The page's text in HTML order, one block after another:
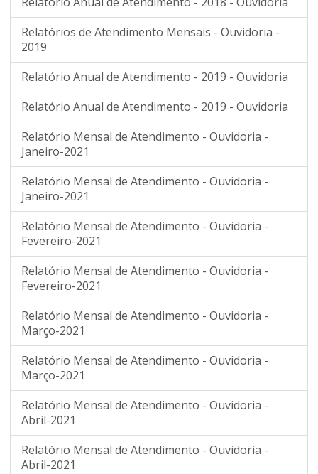
Relatórios de Atendimento Mensais - Ouvidoria -
2019
Relatório Anual de Atendimento - 2019 - Ouvidoria
Relatório Anual de Atendimento - 2019 - Ouvidoria
Relatório Mensal de Atendimento - Ouvidoria -
Janeiro-2021
Relatório Mensal de Atendimento - Ouvidoria -
Janeiro-2021
Relatório Mensal de Atendimento - Ouvidoria -
Fevereiro-2021
Relatório Mensal de Atendimento - Ouvidoria -
Fevereiro-2021
Relatório Mensal de Atendimento - Ouvidoria -
Março-2021
Relatório Mensal de Atendimento - Ouvidoria -
Março-2021
Relatório Mensal de Atendimento - Ouvidoria -
Abril-2021
Relatório Mensal de Atendimento - Ouvidoria -
Abril-2021